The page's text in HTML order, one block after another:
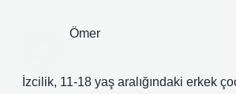
Ömer
İzcilik, 11-18 yaş aralığındaki erkek